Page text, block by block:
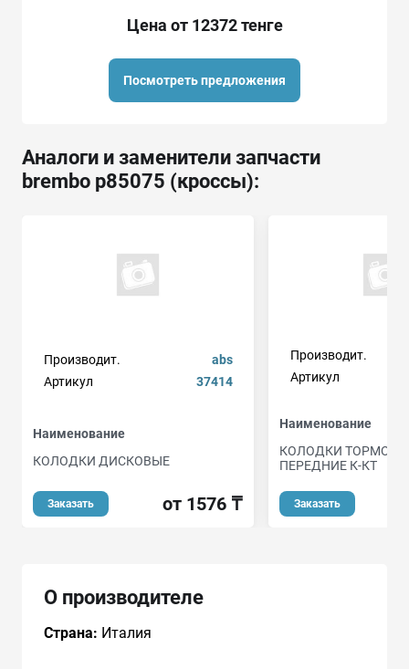
Цена от 12372 тенге
Посмотреть предложения
Аналоги и заменители запчасти
brembo p85075 (кроссы):
Производит.
abs
Артикул
37414
Наименование
КОЛОДКИ ДИСКОВЫЕ
Заказать от 1576 ₸
Производит.
Артикул
Наименование
КОЛОДКИ
ПЕРЕДНИЕ К-КТ
Заказать
О производителе
Страна: Италия